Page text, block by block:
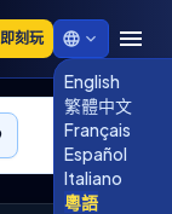
即刻玩
English
繁體中文
Français
Español
Italiano
粵語